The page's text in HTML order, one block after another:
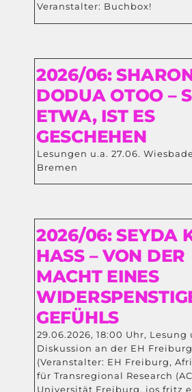
Veranstalter: Buchbox!
2026/06:
DODUA OTOO –
ETWA, IST ES
GESCHEHEN
Lesungen u.a. 27.06.
Bremen
2026/06: SEYDA
HASS – VON DER
MACHT EINES
GEFÜHLS
29.06.2026, 18:00 Uhr, Lesung
Diskussion an der EH Freiburg
(Veranstalter: EH Freiburg,
für Transregional Research
Universität Freiburg, jos fritz